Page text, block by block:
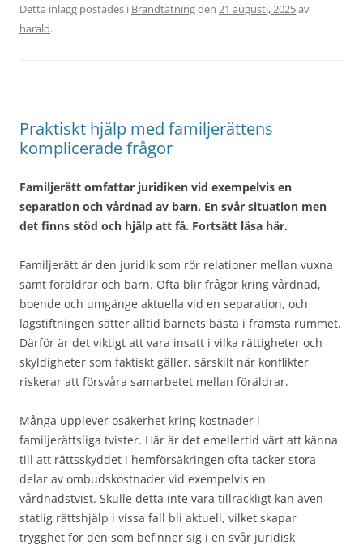
Detta inlägg postades i Brandtätningden 21 augusti, 2025av
harald.
Praktiskt hjälp med familjerättens
komplicerade frågor
Familjerätt omfattar juridiken vid exempelvis en
separation och vårdnad av barn. En svår situation men
det finns stöd och hjälp att få. Fortsätt läsa här.
Familjerätt är den juridik som rör relationer mellan vuxna
samt föräldrar och barn. Ofta blir frågor kring vårdnad,
boende och umgänge aktuella vid en separation, och
lagstiftningen sätter alltid barnets bästa i främsta rummet.
Därför är det viktigt att vara insatt i vilka rättigheter och
skyldigheter som faktiskt gäller, särskilt när konflikter
riskerar att försvåra samarbetet mellan föräldrar.
Många upplever osäkerhet kring kostnader i
familjerättsliga tvister. Här är det emellertid värt att känna
till att rättsskyddet i hemförsäkringen ofta täcker stora
delar av ombudskostnader vid exempelvis en
vårdnadstvist. Skulle detta inte vara tillräckligt kan även
statlig rättshjälp i vissa fall bli aktuell, vilket skapar
trygghet för den som befinner sig i en svår juridisk